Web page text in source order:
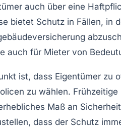
auch über eine
bietet Schutz in Fällen, in
auch für Mieter von
ist, dass Eigentümer zu
zu wählen.
Maß an
dass der Schutz